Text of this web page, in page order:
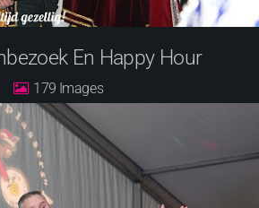
En Happy Hour
179